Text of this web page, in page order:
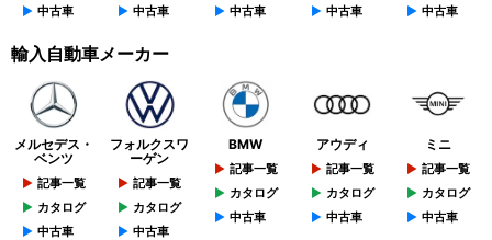
中古車
中古車
中古車
中古車
中古車
輸入自動車メーカー
メルセデス・
ベンツ
記事一覧
カタログ
中古車
フォルクスワ
ーゲン
記事一覧
カタログ
中古車
BMW
記事一覧
カタログ
中古車
アウディ
記事一覧
カタログ
中古車
ミニ
記事一覧
カタログ
中古車